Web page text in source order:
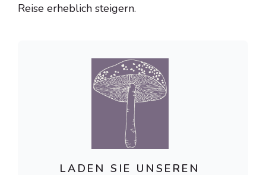
Reise erheblich steigern.
LADEN SIE UNSEREN